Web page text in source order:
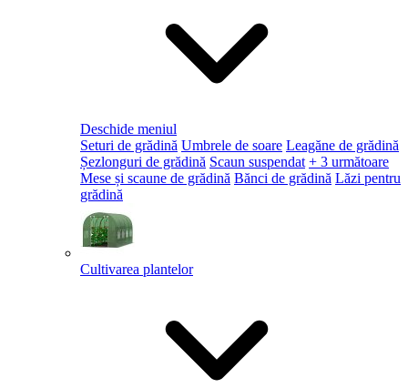
Deschide meniul
Seturi de grădină Umbrele de soare Leagăne de grădină
Șezlonguri de grădină Scaun suspendat + 3 următoare
Mese și scaune de grădină Bănci de grădină Lăzi pentru
grădină
Cultivarea plantelor